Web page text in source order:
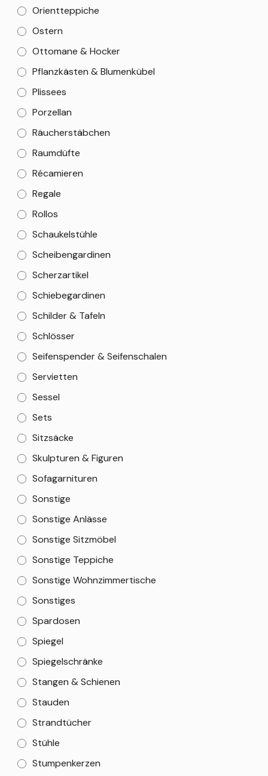
Orientteppiche
Ostern
Ottomane & Hocker
Pflanzkästen & Blumenkübel
Plissees
Porzellan
Räucherstäbchen
Raumdüfte
Récamieren
Regale
Rollos
Schaukelstühle
Scheibengardinen
Scherzartikel
Schiebegardinen
Schilder & Tafeln
Schlösser
Seifenspender & Seifenschalen
Servietten
Sessel
Sets
Sitzsäcke
Skulpturen & Figuren
Sofagarnituren
Sonstige
Sonstige Anlässe
Sonstige Sitzmöbel
Sonstige Teppiche
Sonstige Wohnzimmertische
Sonstiges
Spardosen
Spiegel
Spiegelschränke
Stangen & Schienen
Stauden
Strandtücher
Stühle
Stumpenkerzen